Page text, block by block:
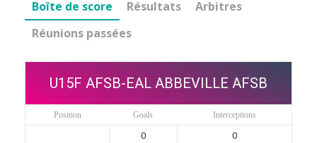
Boîte de score Résultats
Arbitres
Réunions passées
U15F AFSB-EAL ABBEVILLE AFSB
Position Goals Interceptions
0 0